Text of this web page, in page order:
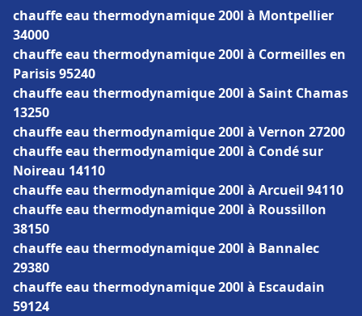
chauffe eau thermodynamique 200l à Montpellier
34000
chauffe eau thermodynamique 200l à Cormeilles en
Parisis 95240
chauffe eau thermodynamique 200l à Saint Chamas
13250
chauffe eau thermodynamique 200l à Vernon 27200
chauffe eau thermodynamique 200l à Condé sur
Noireau 14110
chauffe eau thermodynamique 200l à Arcueil 94110
chauffe eau thermodynamique 200l à Roussillon
38150
chauffe eau thermodynamique 200l à Bannalec
29380
chauffe eau thermodynamique 200l à Escaudain
59124